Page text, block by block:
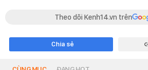
Theo dõi Kenh14.vn trên
Chia sẻ